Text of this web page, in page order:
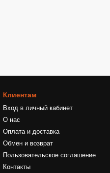
Клиентам
Вход в личный кабинет
О нас
Оплата и доставка
Обмен и возврат
Пользовательское соглашение
Контакты